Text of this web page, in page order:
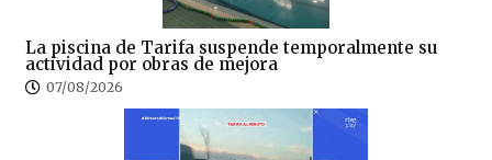
La piscina de Tarifa suspende temporalmente su
actividad por obras de mejora
07/08/2026